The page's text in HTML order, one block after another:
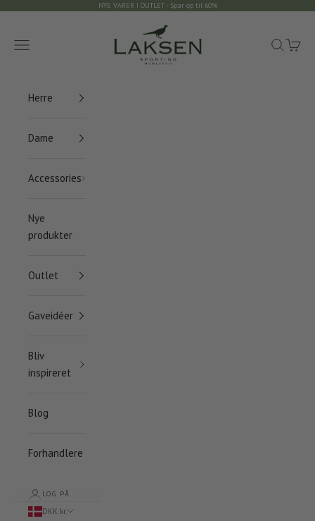
NYE VARER I OUTLET - Spar op til 60%
Laksen Sporting
Menu
Søg
Herre
Dame
Accessories
Nye
produkter
Outlet
Gaveidéer
Bliv
inspireret
Blog
Forhandlere
LOG PÅ
DKK kr.